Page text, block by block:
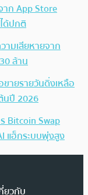
าก App Store
ด้ปกติ
ามเสียหายจาก
ล้าน
ายรายวันดิ่งเหลือ
นปี 2026
Bitcoin Swap
แฮ็กระบบพุ่งสูง
ยวกับ